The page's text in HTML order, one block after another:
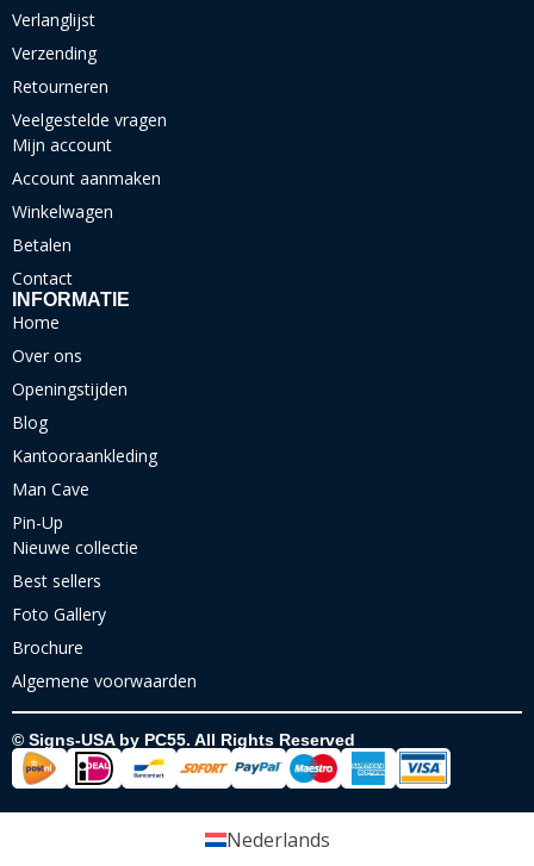
Verlanglijst
Verzending
Retourneren
Veelgestelde vragen
Mijn account
Account aanmaken
Winkelwagen
Betalen
Contact
INFORMATIE
Home
Over ons
Openingstijden
Blog
Kantooraankleding
Man Cave
Pin-Up
Nieuwe collectie
Best sellers
Foto Gallery
Brochure
Algemene voorwaarden
© Signs-USA by PC55. All Rights Reserved
Nederlands